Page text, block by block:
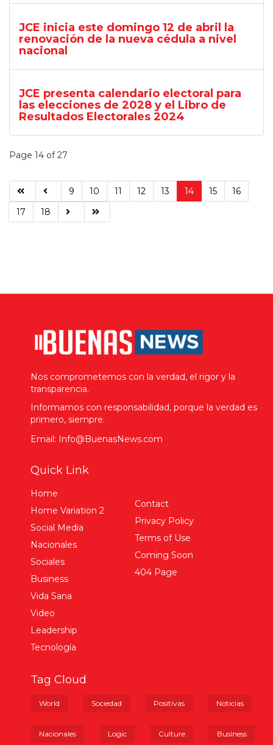
JCE inicia este domingo 12 de abril la
renovación de la nueva cédula a nivel
nacional
JCE presenta calendario electoral para
las elecciones de 2028 y el Libro de
Resultados Electorales 2024
Page 14 of 27
9 10 11 12 13 14 15
16
17
18
Nos comprometemos con la verdad, el rigor y la
transparencia.
Informamos con responsabilidad, porque la verdad es
primero, siempre.
Email: Info@BuenasNews.com
Quick Link
Home
Home Variation 2
Social Media
Nacionales
Sociales
Business
Vida Sana
Video
Leadership
Tecnología
Contact
Privacy Policy
Terms of Use
Coming Soon
404 Page
Tag Cloud
World Sociedad Positivas Noticias
Nacionales Logic Culture Business